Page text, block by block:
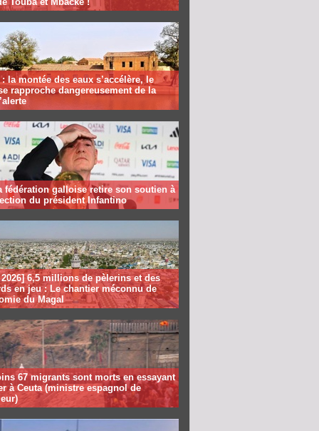
la montée des eaux s’accélère, le
rapproche dangereusement de la
fédération galloise retire son soutien à
du président Infantino
6,5 millions de pèlerins et des
en jeu : Le chantier méconnu de
du Magal
67 migrants sont morts en essayant
à Ceuta (ministre espagnol de